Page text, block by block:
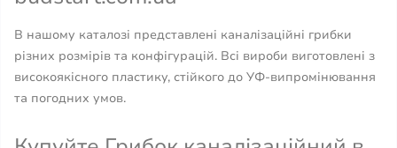
В нашому каталозі представлені каналізаційні грибки
різних розмірів та конфігурацій. Всі вироби виготовлені з
високоякісного пластику, стійкого до УФ-випромінювання
та погодних умов.